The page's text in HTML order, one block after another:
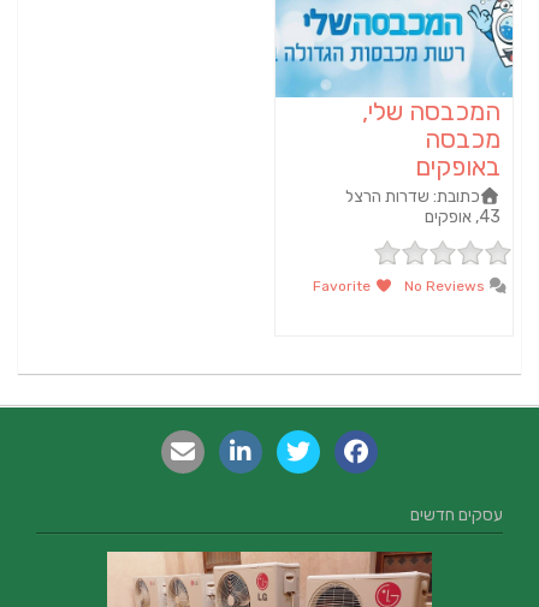
המכבסה שלי,
מכבסה
באופקים
כתובת: שדרות הרצל
43, אופקים
עסקים חדשים